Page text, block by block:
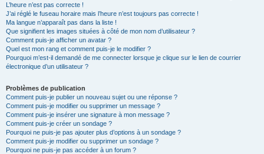
L’heure n’est pas correcte !
J’ai réglé le fuseau horaire mais l’heure n’est toujours pas correcte !
Ma langue n’apparaît pas dans la liste !
Que signifient les images situées à côté de mon nom d’utilisateur ?
Comment puis-je afficher un avatar ?
Quel est mon rang et comment puis-je le modifier ?
Pourquoi m’est-il demandé de me connecter lorsque je clique sur le lien de courrier
électronique d’un utilisateur ?
Problèmes de publication
Comment puis-je publier un nouveau sujet ou une réponse ?
Comment puis-je modifier ou supprimer un message ?
Comment puis-je insérer une signature à mon message ?
Comment puis-je créer un sondage ?
Pourquoi ne puis-je pas ajouter plus d’options à un sondage ?
Comment puis-je modifier ou supprimer un sondage ?
Pourquoi ne puis-je pas accéder à un forum ?